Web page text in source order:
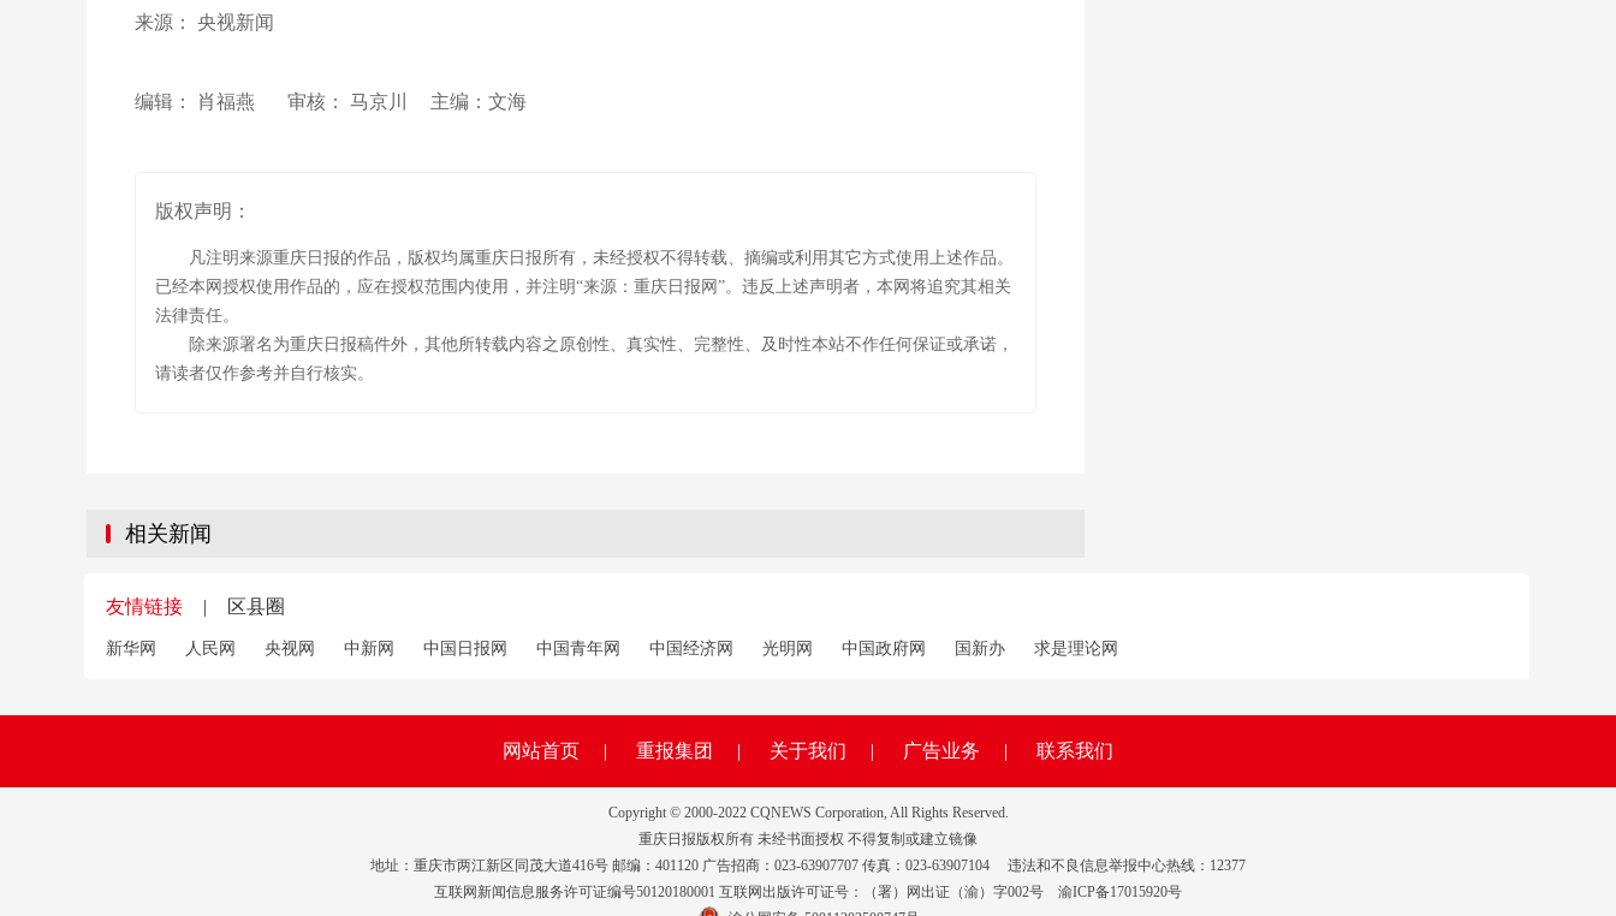
来源： 央视新闻
编辑： 肖福燕 审核： 马京川 主编：文海
版权声明：
凡注明来源重庆日报的作品，版权均属重庆日报所有，未经授权不得转载、摘编或利用其它方式使用上述作品。
已经本网授权使用作品的，应在授权范围内使用，并注明“来源：重庆日报网”。违反上述声明者，本网将追究其相关
法律责任。
除来源署名为重庆日报稿件外，其他所转载内容之原创性、真实性、完整性、及时性本站不作任何保证或承诺，
请读者仅作参考并自行核实。
相关新闻
友情链接 | 区县圈
新华网 人民网 央视网 中新网 中国日报网 中国青年网 中国经济网 光明网 中国政府网 国新办 求是理论网
网站首页 | 重报集团 | 关于我们 | 广告业务 | 联系我们
Copyright © 2000-2022 CQNEWS Corporation, All Rights Reserved.
重庆日报版权所有 未经书面授权 不得复制或建立镜像
地址：重庆市两江新区同茂大道416号 邮编：401120 广告招商：023-63907707 传真：023-63907104 违法和不良信息举报中心热线：12377
互联网新闻信息服务许可证编号50120180001 互联网出版许可证号：（署）网出证（渝）字002号 渝ICP备17015920号